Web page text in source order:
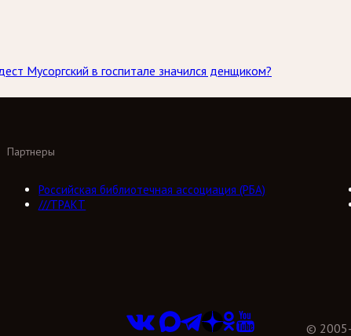
Мусоргский в госпитале значился денщиком?
Партнеры
Российская библиотечная ассоциация (РБА)
///ТРАКТ
© 2005-